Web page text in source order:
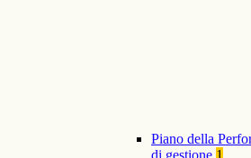
Piano della